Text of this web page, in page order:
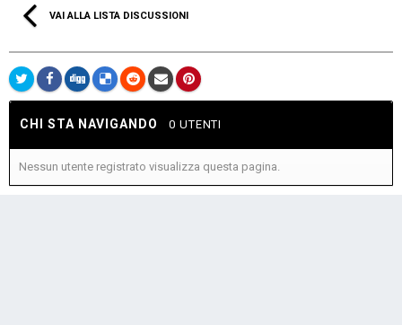
VAI ALLA LISTA DISCUSSIONI
CHI STA NAVIGANDO 0 UTENTI
Nessun utente registrato visualizza questa pagina.